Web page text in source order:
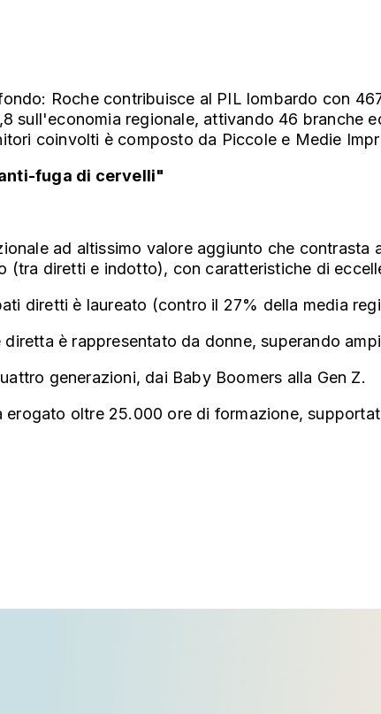
Roche contribuisce al PIL lombardo con
sull'economia regionale, attivando 46 branche
coinvolti è composto da Piccole e Medie
fuga di cervelli"
ad altissimo valore aggiunto che
(tra diretti e indotto), con caratteristiche di
diretti è laureato (contro il 27% della media
è rappresentato da donne, superando
generazioni, dai Baby Boomers alla Gen Z.
erogato oltre 25.000 ore di formazione,